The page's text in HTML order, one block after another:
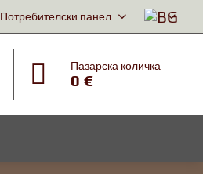
Потребителски панел
Пазарска количка
0 €